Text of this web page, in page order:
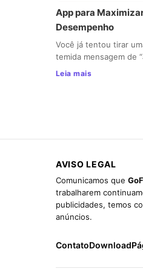
App para
Desempenho
Você já tentou tirar
temida mensagem de
Leia mais
AVISO LEGAL
Comunicamos que
trabalharem
publicidades, temos
anúncios.
ContatoDownload